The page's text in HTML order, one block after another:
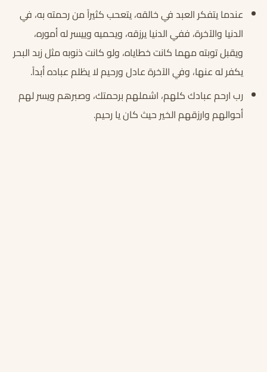
عندما يتفكر العبد في خالقه، يتعحب كثيراً من رحمته به، في
الدنيا والآخرة، ففي الدنيا يرزقه، ويحميه وييسر له أموره،
ويقبل توبته مهما كانت خطاياه، ولو كانت ذنوبه مثل زبد البحر
يكفر له عنها، وفي الآخرة عادل ورحيم لا يظلم عباده أبداً.
رب ارحم عبادك كلهم، اشملهم برحمتك، وصبرهم ويسر لهم
أحوالهم وارزقهم الخير حيث كان يا رحيم.